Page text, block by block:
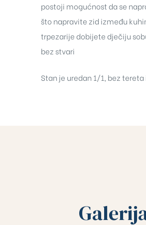
postoji mogućnost da se
što napravite zid između
trpezarije dobijete dječiju
bez stvari
Stan je uredan 1/1, bez